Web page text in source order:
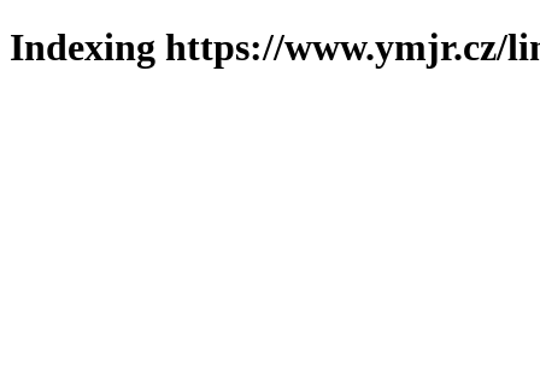
Indexing https://www.ymjr.cz/